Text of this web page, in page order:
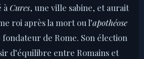
à Cures, une ville sabine, et aurait
roi après la mort ou l’apothéose
de Rome. Son élection
d’équilibre entre Romains et